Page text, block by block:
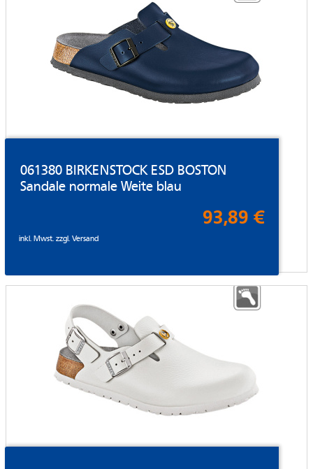
061380 BIRKENSTOCK ESD BOSTON
Sandale normale Weite blau
93,89 €
inkl. Mwst. zzgl.Versand